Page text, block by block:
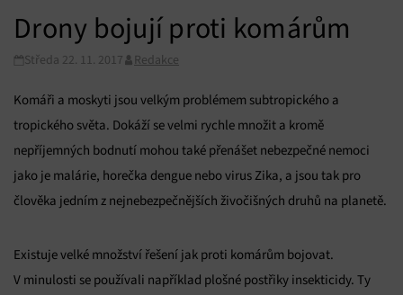
Drony bojují proti komárům
Středa 22. 11. 2017 Redakce
Komáři a moskyti jsou velkým problémem subtropického a
tropického světa. Dokáží se velmi rychle množit a kromě
nepříjemných bodnutí mohou také přenášet nebezpečné nemoci
jako je malárie, horečka dengue nebo virus Zika, a jsou tak pro
člověka jedním z nejnebezpečnějších živočišných druhů na planetě.
Existuje velké množství řešení jak proti komárům bojovat.
V minulosti se používali například plošné postřiky insekticidy. Ty